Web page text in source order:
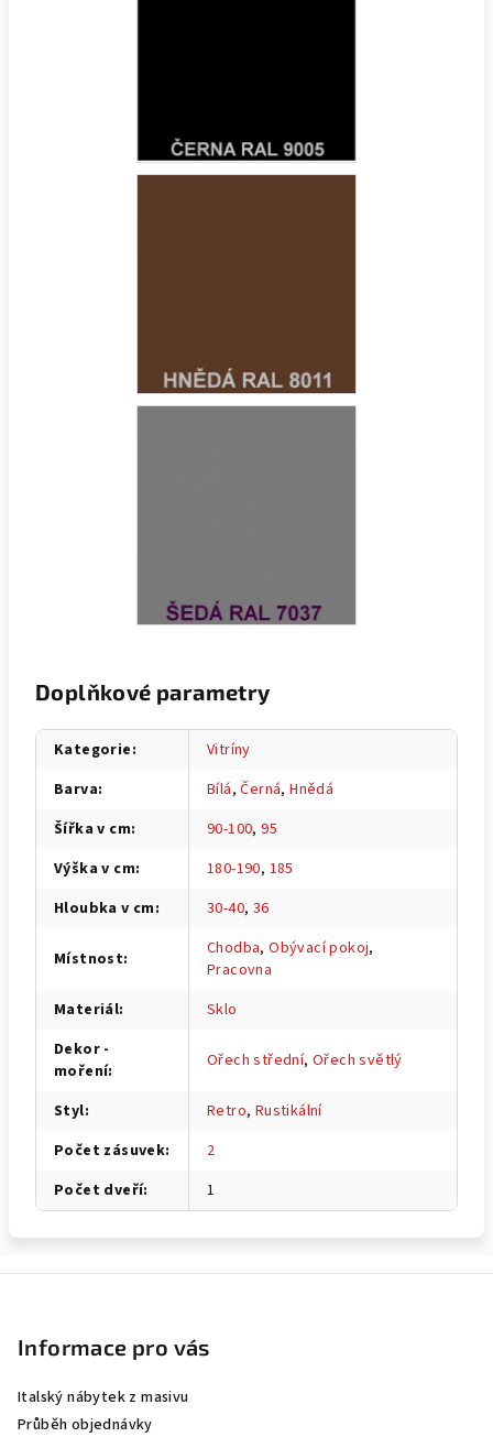
Doplňkové parametry
Kategorie:
Vitríny
Barva: Bílá,Černá,Hnědá
Šířka v cm: 90-100,95
Výška v cm: 180-190, 185
Hloubka v cm: 30-40, 36
Místnost: Chodba,Obývací pokoj,
Pracovna
Materiál:
Sklo
Dekor -
moření: Ořech střední,Ořech světlý
Styl: Retro, Rustikální
Počet zásuvek:
2
Počet dveří: 1
Informace pro vás
Italský nábytek z masivu
Průběh objednávky